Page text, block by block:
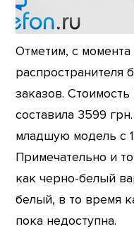
Отметим, с момента
распространителя
заказов.
составила 3599
младшую модель с
Примечательно и
как черно-белый
белый, в то время
пока недоступна.